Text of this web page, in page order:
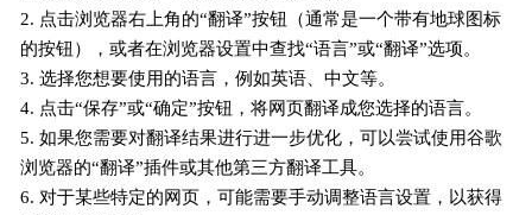
2. 点击浏览器右上角的“翻译”按钮（通常是一个带有地球图标
的按钮），或者在浏览器设置中查找“语言”或“翻译”选项。
3. 选择您想要使用的语言，例如英语、中文等。
4. 点击“保存”或“确定”按钮，将网页翻译成您选择的语言。
5. 如果您需要对翻译结果进行进一步优化，可以尝试使用谷歌
浏览器的“翻译”插件或其他第三方翻译工具。
6. 对于某些特定的网页，可能需要手动调整语言设置，以获得